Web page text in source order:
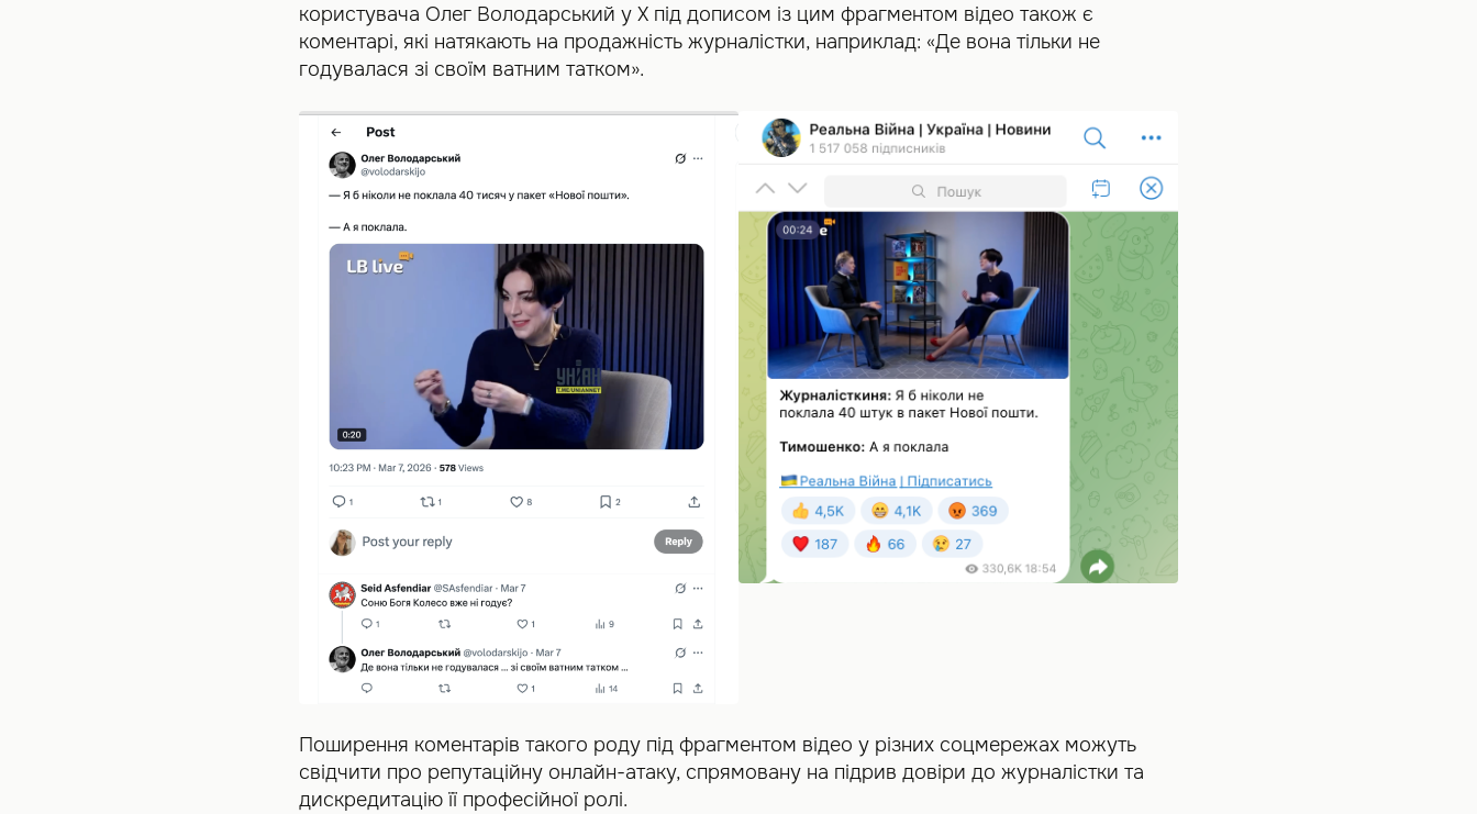
користувача Олег Володарський у Х під дописом із цим фрагментом відео також є
коментарі, які натякають на продажність журналістки, наприклад: «Де вона тільки не
годувалася зі своїм ватним татком».
Поширення коментарів такого роду під фрагментом відео у різних соцмережах можуть
свідчити про репутаційну онлайн-атаку, спрямовану на підрив довіри до журналістки та
дискредитацію її професійної ролі.